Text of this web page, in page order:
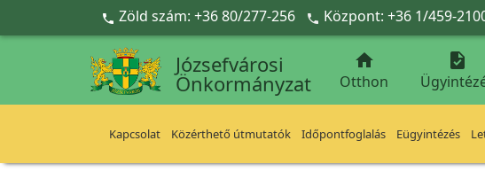
Ugrás a fő tartalomra
 Zöld szám: +36 80/277-256  Központ: +36 1/459-
Józsefvárosi
Önkormányzat

Otthon

Kapcsolat Közérthető útmutatók Időpontfoglalás Eügyintézés